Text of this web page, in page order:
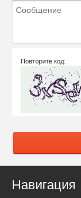
Повторите код:
Навигация